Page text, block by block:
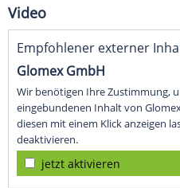
Video
Empfohlener externer
Glomex GmbH
Wir benötigen Ihre Zustimmung,
eingebundenen Inhalt von
diesen mit einem Klick anzeigen
deaktivieren.
jetzt aktivieren